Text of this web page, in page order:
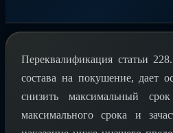
Переквалификация статьи
состава на покушение, дает
снизить максимальный
максимального срока и